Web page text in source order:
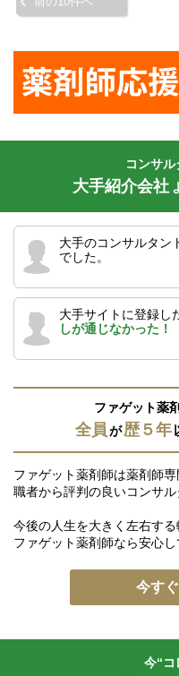
コンサ
大手紹介会社
大手のコンサルタン
でした。
大手サイトに登録し
しが通じなかった！
ファゲット薬
全員が歴５年
ファゲット薬剤師は薬剤師
職者から評判の良いコンサル
今後の人生を大きく左右する
ファゲット薬剤師なら安心し
今す
今“コ